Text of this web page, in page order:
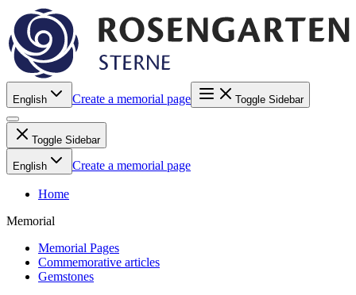
English Create a memorial page Toggle Sidebar
Toggle Sidebar
English Create a memorial page
Home
Memorial
Memorial Pages
Commemorative articles
Gemstones